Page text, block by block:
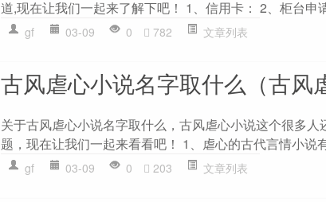
道,现在让我们一起来了解下吧！ 1、信用卡： 2、柜台申
gf 03-09 0 782 文章列表
古风虐心小说名字取什么（古风
关于古风虐心小说名字取什么，古风虐心小说这个很多
题，现在让我们一起来看看吧！ 1、虐心的古代言情小说
gf 03-09 0 203 文章列表